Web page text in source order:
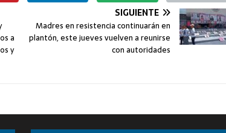
a
y
SIGUIENTE
Madres en resistencia continuarán en
plantón, este jueves vuelven a reunirse
con autoridades